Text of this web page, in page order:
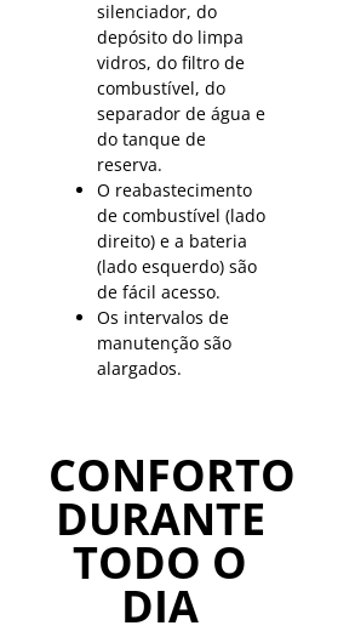
silenciador, do
depósito do limpa
vidros, do filtro de
combustível, do
separador de água e
do tanque de
reserva.
O reabastecimento
de combustível (lado
direito) e a bateria
(lado esquerdo) são
de fácil acesso.
Os intervalos de
manutenção são
alargados.
CONFORTO
DURANTE
TODO O
DIA